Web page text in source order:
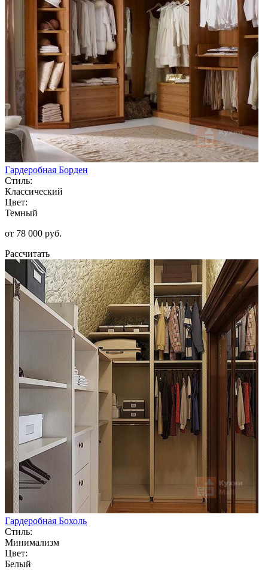
Гардеробная Борден
Стиль:
Классический
Цвет:
Темный
от 78 000 руб.
Рассчитать
Гардеробная Бохоль
Стиль:
Минимализм
Цвет:
Белый